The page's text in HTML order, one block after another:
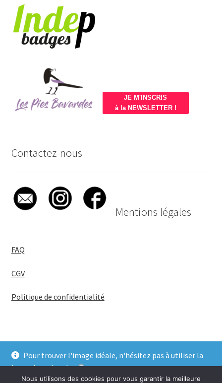
Pour trouver l'image idéale, n'hésitez pas à utiliser la
barre de recherche
Ignorer
JE M'INSCRIS
à la NEWSLETTER !
Contactez-nous
Mentions légales
FAQ
CGV
Politique de confidentialité
© BadgeGirl® 2026
Nous utilisons des cookies pour vous garantir la meilleure